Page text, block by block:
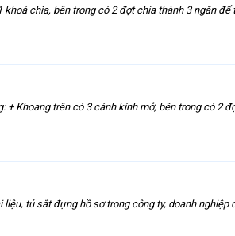
chìa, bên trong có 2 đợt chia thành 3 ngăn để
Khoang trên có 3 cánh kính mở, bên trong có 2
tủ sắt đựng hồ sơ trong công ty, doanh nghiệp